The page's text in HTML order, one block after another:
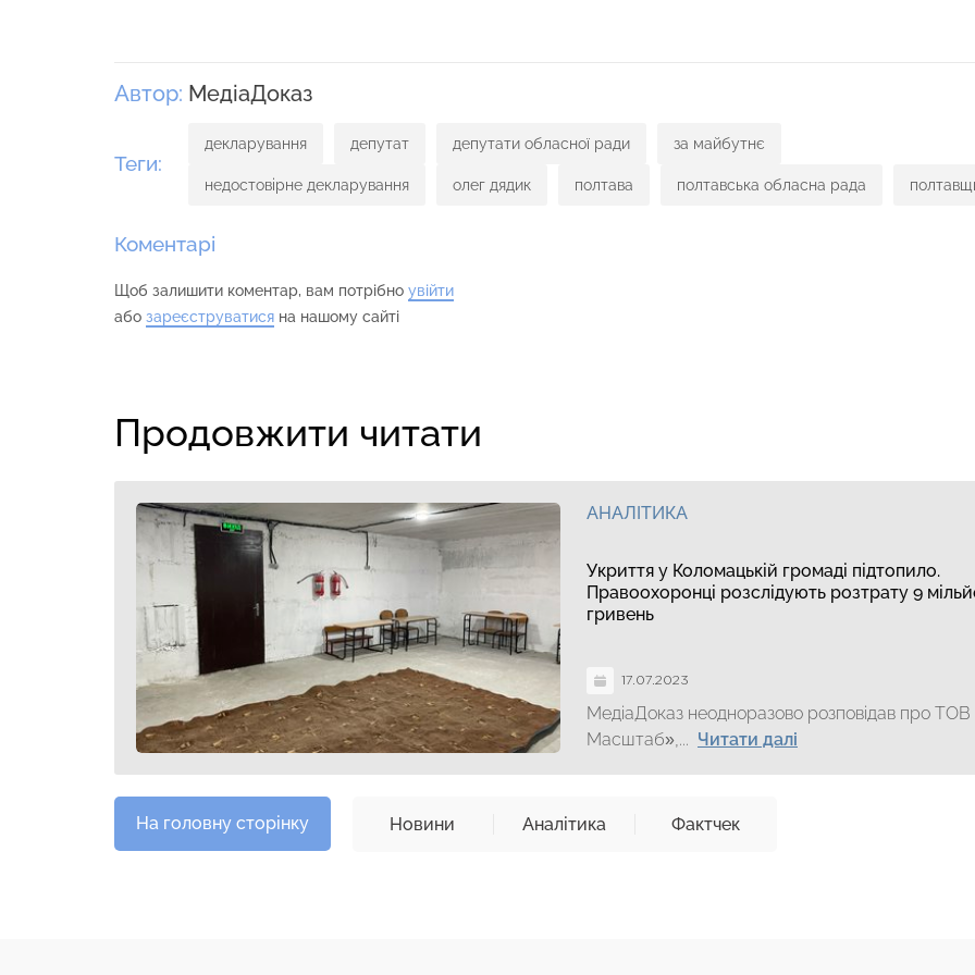
Автор: МедіаДоказ
Теги:
декларування депутат депутати обласної ради за майбутнє
недостовірне декларування олег дядик полтава полтавська обласна рада
Коментарі
Щоб залишити коментар, вам потрібно увійти
або зареєструватисяна нашому сайті
Продовжити читати
АНАЛІТИКА
Укриття у Коломацькій громаді підтопило.
Правоохоронці розслідують розтрату 9
гривень
17.07.2023
МедіаДоказ неодноразово розповідав про
Масштаб»,... Читати далі
На головну сторінку Новини Аналітика Фактчек